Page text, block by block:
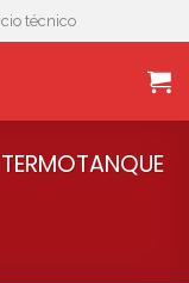
técnico
TERMOTANQUE